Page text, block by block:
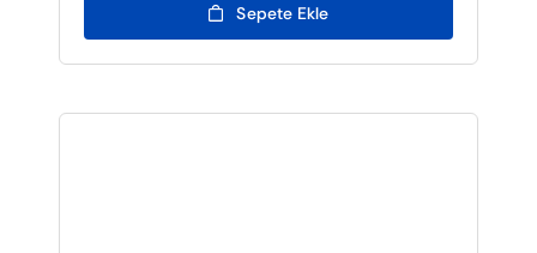
Sepete Ekle